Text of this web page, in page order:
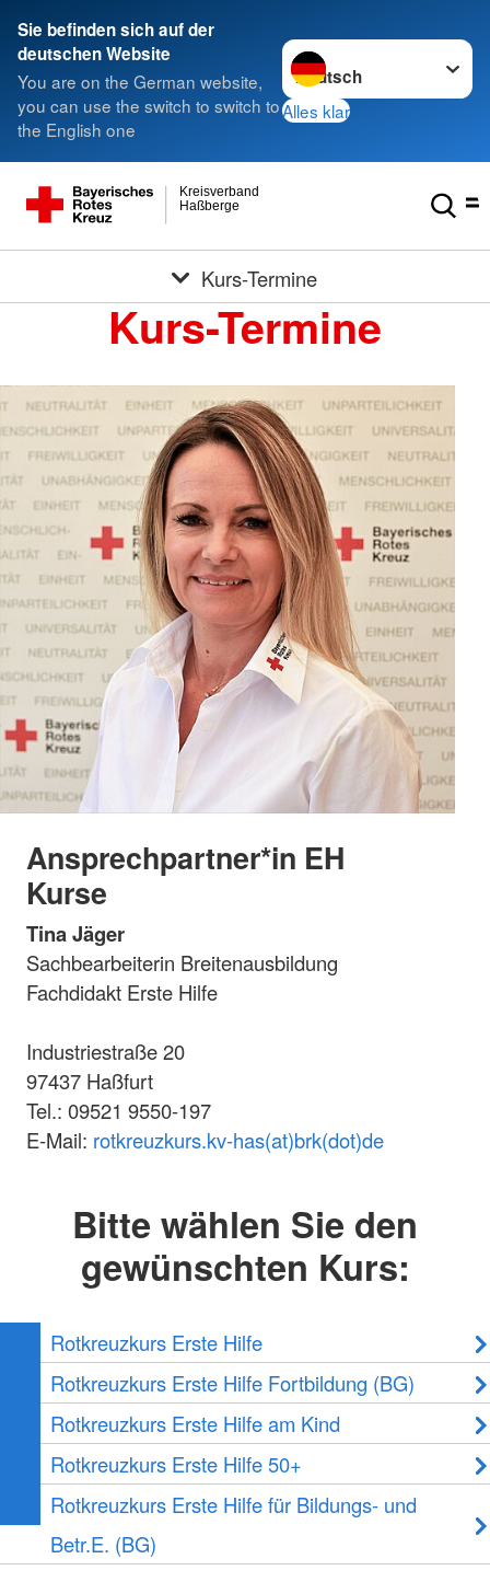
Sie befinden sich auf der
deutschen Website
You are on the German website,
you can use the switch to switch to
the English one
Sprache wechseln zu
Alles klar
Haßberge
Kreisverband
Kurs-Termine
Kurs-Termine
Ansprechpartner*in EH
Kurse
Tina Jäger
Sachbearbeiterin Breitenausbildung
Fachdidakt Erste Hilfe
Industriestraße 20
97437 Haßfurt
Tel.: 09521 9550-197
E-Mail: rotkreuzkurs.kv-has(at)brk(dot)de
Bitte wählen Sie den
gewünschten Kurs:
Rotkreuzkurs Erste Hilfe
Rotkreuzkurs Erste Hilfe Fortbildung (BG)
Rotkreuzkurs Erste Hilfe am Kind
Rotkreuzkurs Erste Hilfe 50+
Rotkreuzkurs Erste Hilfe für Bildungs- und
Betr.E. (BG)